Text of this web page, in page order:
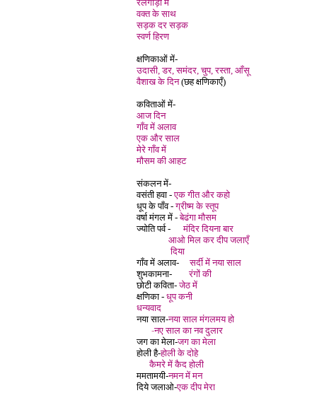
रेलगाड़ी में
वक्त के साथ
सड़क दर सड़क
स्वर्ण हिरण
क्षणिकाओं में-
उदासी, डर, समंदर, चुप, रस्ता, आँसू
वैशाख के दिन(छह क्षणिकाएँ)
कविताओं में-
आज दिन
गाँव में अलाव
एक और साल
मेरे गाँव में
मौसम की आहट
संकलन में-
वसंती हवा -एक गीत और कहो
धूप के पाँव -ग्रीष्म के स्तूप
वर्षा मंगल में -बेढंगा मौसम
ज्योति पर्व -
मंदिर दियना बार
आओ मिल कर दीप जलाएँ
दिया
गाँव में अलाव-सर्दी में नया साल
शुभकामना-रंगों की
छोटी कविता-जेठ में
क्षणिका - धूप कनी
धन्यवाद
नया साल-नया साल मंगलमय हो
-नए साल का नव दुलार
जग का मेला-जग का मेला
होली है-होली के दोहे
कैमरे में कैद होली
ममतामयी-नमन में मन
दिये जलाओ-एक दीप मेरा